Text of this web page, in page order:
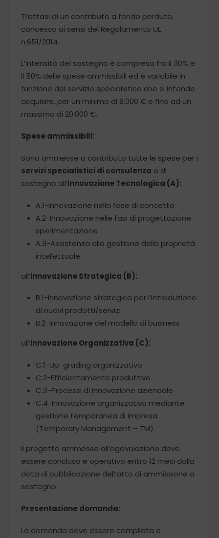
Trattasi di un contributo a fondo perduto,
concesso ai sensi del Regolamento UE
n.651/2014.
L’intensità del sostegno è compresa fra il 30% e
il 50% delle spese ammissibili ed è variabile in
funzione del servizio specialistico che si intende
acquisire, per un minimo di 8.000 € e fino ad un
massimo di 20.000 €.
Spese ammissibili:
Sono ammesse a contributo tutte le spese per i
servizi specialistici di consulenza e di
sostegno all’innovazione Tecnologica (A):
A.1-Innovazione nella fase di concetto
A.2-Innovazione nelle fasi di progettazione-
sperimentazione
A.3-Assistenza alla gestione della proprietà
intellettuale
all’innovazione Strategica (B):
B.1-Innovazione strategica per l’introduzione
di nuovi prodotti/servizi
B.2-Innovazione del modello di business
all’innovazione Organizzativa (C):
C.1-Up-grading organizzativo
C.2-Efficientamento produttivo
C.3-Processi di innovazione aziendale
C.4-Innovazione organizzativa mediante
gestione temporanea di impresa
(Temporary Management – TM)
Il progetto ammesso all’agevolazione deve
essere concluso e operativo entro 12 mesi dalla
data di pubblicazione dell’atto di ammissione a
sostegno.
Presentazione domanda:
La domanda deve essere compilata e